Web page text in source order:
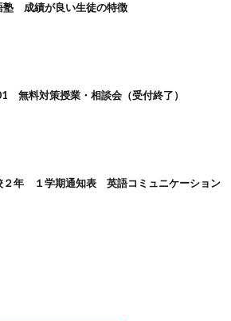
塾 成績が良い生徒の特徴
無料対策授業・相談会（受付終了）
２年 １学期通知表 英語コミュニケーション